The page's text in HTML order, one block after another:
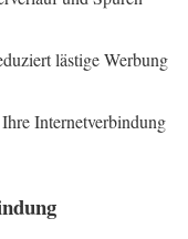
lästige Werbung
Internetverbindung